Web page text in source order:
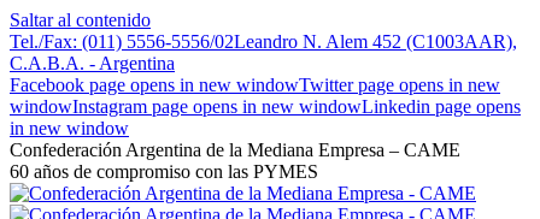
Saltar al contenido
Tel./Fax: (011) 5556-5556/02Leandro N. Alem 452 (C1003AAR),
C.A.B.A. - Argentina
Facebook page opens in new windowTwitter page opens in new
windowInstagram page opens in new windowLinkedin page opens
in new window
Confederación Argentina de la Mediana Empresa – CAME
60 años de compromiso con las PYMES